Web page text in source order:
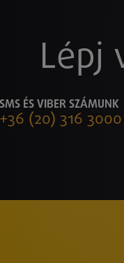
Lépj
SMS ÉS VIBER SZÁMUNK
+36 (20) 316 3000